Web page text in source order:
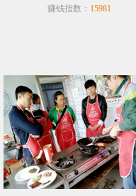
赚钱指数： 15981